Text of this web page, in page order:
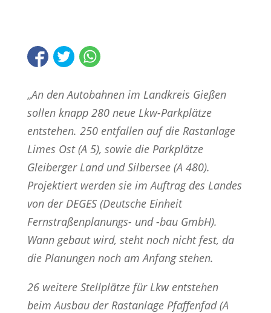
„An den Autobahnen im Landkreis Gießen
sollen knapp 280 neue Lkw-Parkplätze
entstehen. 250 entfallen auf die Rastanlage
Limes Ost (A 5), sowie die Parkplätze
Gleiberger Land und Silbersee (A 480).
Projektiert werden sie im Auftrag des Landes
von der DEGES (Deutsche Einheit
Fernstraßenplanungs- und -bau GmbH).
Wann gebaut wird, steht noch nicht fest, da
die Planungen noch am Anfang stehen.
26 weitere Stellplätze für Lkw entstehen
beim Ausbau der Rastanlage Pfaffenfad (A